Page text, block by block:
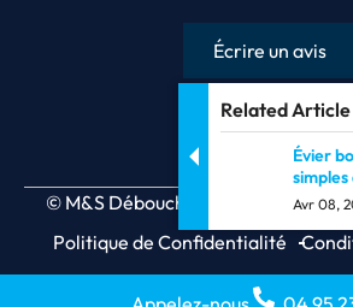
Related Article
Évier
simples
Avr 08,
Écrire un avis
© M&S Débouchage SRL | 2026 | All
Politique de Confidentialité